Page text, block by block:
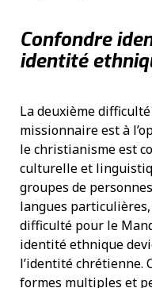
Confondre
identité
La deuxième
missionnaire est à
le christianisme est
culturelle et
groupes de
langues
difficulté pour le
identité ethnique
l’identité chrétienne.
formes multiples et